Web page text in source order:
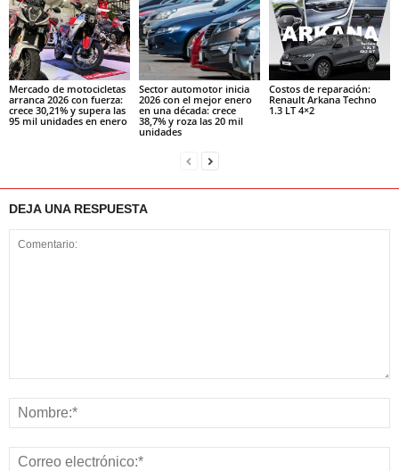
Mercado de motocicletas
arranca 2026 con fuerza:
crece 30,21% y supera las
95 mil unidades en enero
Sector automotor inicia
2026 con el mejor enero
en una década: crece
38,7% y roza las 20 mil
unidades
Costos de reparación:
Renault Arkana Techno
1.3 LT 4×2
DEJA UNA RESPUESTA